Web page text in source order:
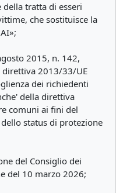
della tratta di esseri
che sostituisce la
2015, n. 142,
direttiva 2013/33/UE
dei richiedenti
della direttiva
comuni ai fini del
status di protezione
del Consiglio dei
del 10 marzo 2026;